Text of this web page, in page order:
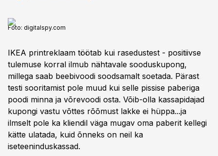
Foto: digitalspy.com
IKEA printreklaam töötab kui rasedustest - positiivse
tulemuse korral ilmub nähtavale sooduskupong,
millega saab beebivoodi soodsamalt soetada. Pärast
testi sooritamist pole muud kui selle pissise paberiga
poodi minna ja võrevoodi osta. Võib-olla kassapidajad
kupongi vastu võttes rõõmust lakke ei hüppa...ja
ilmselt pole ka kliendil väga mugav oma paberit kellegi
kätte ulatada, kuid õnneks on neil ka
iseteeninduskassad.